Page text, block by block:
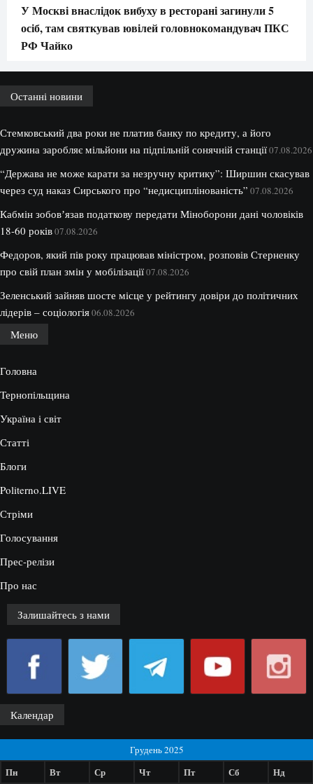
У Москві внаслідок вибуху в ресторані загинули 5
осіб, там святкував ювілей головнокомандувач ПКС
РФ Чайко
Останні новини
Стемковський два роки не платив банку по кредиту, а його
дружина заробляє мільйони на підпільній сонячній станції07.08.2026
“Держава не може карати за незручну критику”: Ширшин скасував
через суд наказ Сирського про “недисциплінованість” 07.08.2026
Кабмін зобовʼязав податкову передати Міноборони дані чоловіків
18-60 років07.08.2026
Федоров, який пів року працював міністром, розповів Стерненку
про свій план змін у мобілізації07.08.2026
Зеленський зайняв шосте місце у рейтингу довіри до політичних
лідерів – соціологія06.08.2026
Меню
Головна
Тернопільщина
Україна і світ
Статті
Блоги
Politerno.LIVE
Стріми
Голосування
Прес-релізи
Про нас
Залишайтесь з нами
Календар
Грудень 2025
Пн Вт Ср Чт Пт Сб Нд